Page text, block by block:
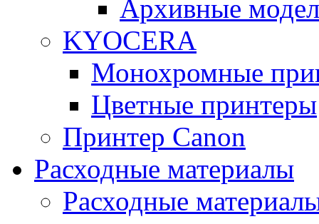
Архивные
KYOCERA
Монохромные
Цветные принтеры
Принтер Canon
Расходные материалы
Расходные